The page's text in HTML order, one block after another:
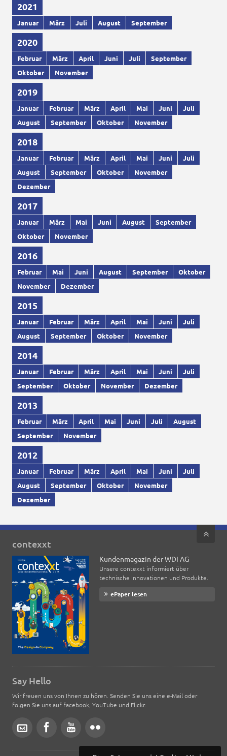
2021
Januar März Juli August September
2020
Februar März April Juni Juli
September
Oktober
November
2019
Januar Februar März April Mai Juni
Juli
August
September Oktober November
2018
Januar Februar März April Mai Juni
Juli
August
September Oktober
November
Dezember
2017
Januar März Mai Juni August
September
Oktober
November
2016
Februar Mai Juni August September
Oktober
November
Dezember
2015
Januar Februar März April Mai Juni
Juli
August
September Oktober November
2014
Januar Februar März April Mai Juni
Juli
September
Oktober November Dezember
2013
Februar März April Mai Juni Juli
August
September
November
2012
Januar Februar März April Mai Juni
Juli
August
September Oktober
November
Dezember
contexxt
Kundenmagazin der WDI AG
Unsere contexxt informiert über
technische Innovationen und Produkte.
ePaper lesen
Say Hello
Wir freuen uns von Ihnen zu hören. Senden Sie uns eine e-Mail oder
folgen Sie uns auf facebook, YouTube und Flickr.